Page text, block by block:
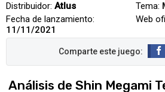
Distribuidor: Atlus
Fecha de lanzamiento:
11/11/2021
Tema:
Web
Análisis de Shin Megami